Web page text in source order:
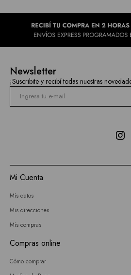
Newsletter
¡Suscribite y recibí todas nuestras

Mi Cuenta
Mis datos
Mis direcciones
Mis compras
Compras online
Cómo comprar